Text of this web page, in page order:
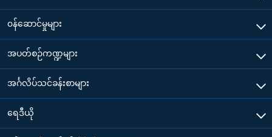
၀န်ဆောင်မှုများ
အပတ်စဉ်ကဏ္ဍများ
အင်္ဂလိပ်သင်ခန်းစာများ
ရေဒီယို